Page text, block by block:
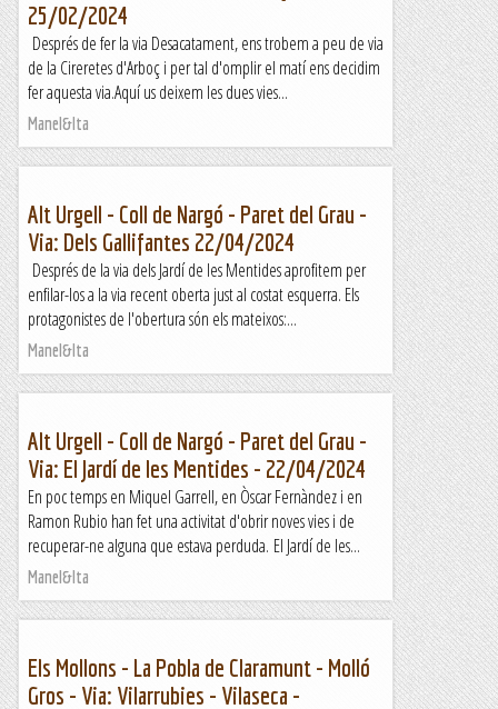
25/02/2024
Després de fer la via Desacatament, ens trobem a peu de via
de la Cireretes d'Arboç i per tal d'omplir el matí ens decidim
fer aquesta via.Aquí us deixem les dues vies...
Manel&Ita
Alt Urgell - Coll de Nargó - Paret del Grau -
Via: Dels Gallifantes 22/04/2024
Després de la via dels Jardí de les Mentides aprofitem per
enfilar-los a la via recent oberta just al costat esquerra. Els
protagonistes de l'obertura són els mateixos:...
Manel&Ita
Alt Urgell - Coll de Nargó - Paret del Grau -
Via: El Jardí de les Mentides - 22/04/2024
En poc temps en Miquel Garrell, en Òscar Fernàndez i en
Ramon Rubio han fet una activitat d'obrir noves vies i de
recuperar-ne alguna que estava perduda. El Jardí de les...
Manel&Ita
Els Mollons - La Pobla de Claramunt - Molló
Gros - Via: Vilarrubies - Vilaseca -